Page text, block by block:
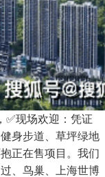
✅现场欢迎：凭证
身步道、草坪绿地
正在售项目。我们
、鸟巢、上海世博